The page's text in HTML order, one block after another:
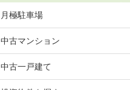
月極駐車場
中古マンション
中古一戸建て